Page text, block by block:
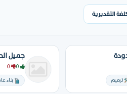
التقديرية
ترميم
جميل
0
0
بناء